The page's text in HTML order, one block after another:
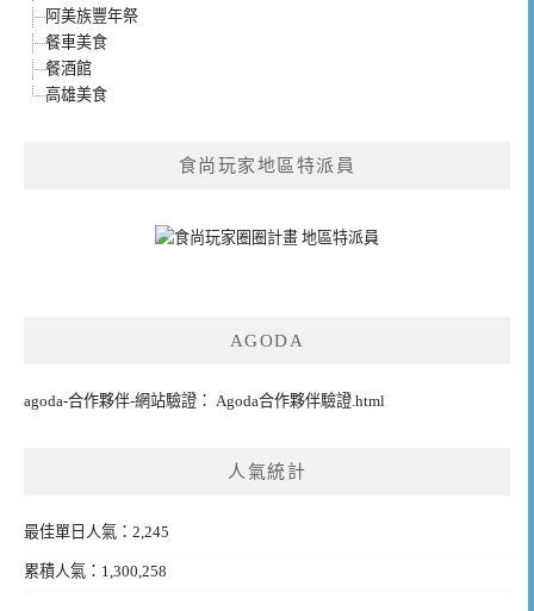
阿美族豐年祭
餐車美食
餐酒館
高雄美食
食尚玩家地區特派員
AGODA
agoda-合作夥伴-網站驗證： Agoda合作夥伴驗證.html
人氣統計
最佳單日人氣：2,245
累積人氣：1,300,258